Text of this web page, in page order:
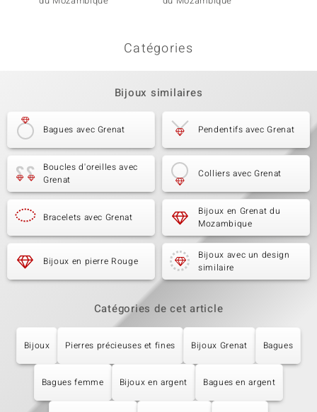
Catégories
Bijoux similaires
Bagues avec Grenat Pendentifs avec Grenat
Boucles d'oreilles avec
Grenat
Colliers avec Grenat
Bracelets avec Grenat
Bijoux en Grenat du
Mozambique
Bijoux en pierre Rouge
Bijoux avec un design
similaire
Catégories de cet article
Bijoux Pierres précieuses et fines Bijoux Grenat Bagues
Bagues femme Bijoux en argent Bagues en argent